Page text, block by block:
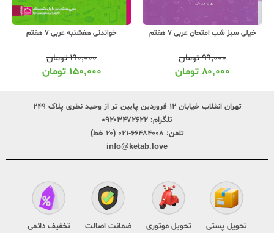
خیلی سبز شب امتحان عربی 7 هفتم
۹۹,۰۰۰تومان
۸۰,۰۰۰ تومان
خواندنی هفشنبه عربی 7 هفتم
۱۹۰,۰۰۰تومان
۱۵۰,۰۰۰ تومان
تهران انقلاب خیابان ۱۲ فروردین پایین تر از وحید نظری پلاک ۲۴۹
تلگرام: ۰۹۲۰۳۴۷۲۶۲۲
تلفن: ۶۶۴۸۴۰۰۸-۰۲۱ (۲۰ خط)
info@ketab.love
تحویل پستی تحویل موتوری ضمانت اصالت تخفیف دائمی